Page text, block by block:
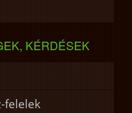
KÉRDÉSEK
felelek